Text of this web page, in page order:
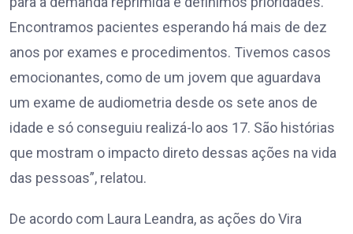
Encontramos pacientes esperando há mais de dez
anos por exames e procedimentos. Tivemos casos
emocionantes, como de um jovem que aguardava
um exame de audiometria desde os sete anos de
idade e só conseguiu realizá-lo aos 17. São histórias
que mostram o impacto direto dessas ações na vida
das pessoas”, relatou.
De acordo com Laura Leandra, as ações do Vira